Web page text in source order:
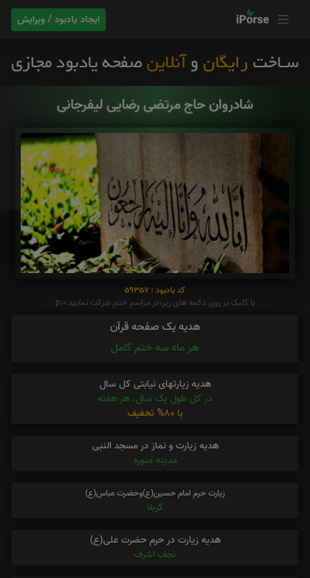
ایجاد یادبود / ویرایش
شادروان حاج مرتضی رضایی لیفرجانی
کد یادبود : 59357
با کلیک بر روی دکمه های زیر،در مراسم ختم شرکت نمایید p:0
هدیه یک صفحه قرآن
هر ماه سه ختم کامل
هدیه زیارتهای نیابتی کل سال
در کل طول یک سال، هر هفته
با 80% تخفیف
هدیه زیارت و نماز در مسجد النبی
مدینه منوره
زیارت حرم امام حسین(ع)وحضرت عباس(ع)
کربلا
هدیه زیارت در حرم حضرت علی(ع)
نجف اشرف